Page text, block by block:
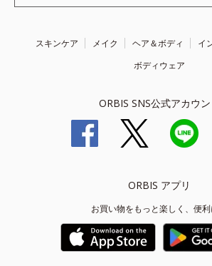
スキンケア メイク ヘア＆ボディ
イ
ボディウェア
ORBIS SNS公式アカウン
ORBIS アプリ
お買い物をもっと楽しく、便利